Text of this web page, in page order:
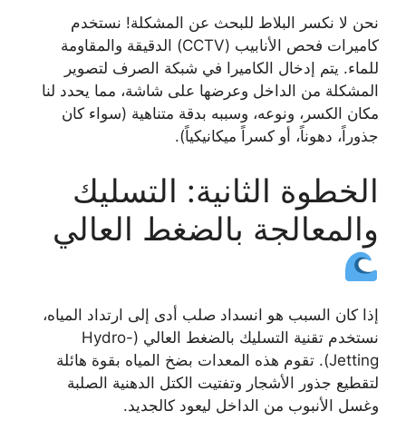
نحن لا نكسر البلاط للبحث عن المشكلة! نستخدم
كاميرات فحص الأنابيب (CCTV) الدقيقة والمقاومة
للماء. يتم إدخال الكاميرا في شبكة الصرف لتصوير
المشكلة من الداخل وعرضها على شاشة، مما يحدد لنا
مكان الكسر، ونوعه، وسببه بدقة متناهية (سواء كان
جذوراً، دهوناً، أو كسراً ميكانيكياً).
الخطوة الثانية: التسليك
والمعالجة بالضغط العالي
إذا كان السبب هو انسداد صلب أدى إلى ارتداد المياه،
نستخدم تقنية التسليك بالضغط العالي (Hydro-
Jetting). تقوم هذه المعدات بضخ المياه بقوة هائلة
لتقطيع جذور الأشجار وتفتيت الكتل الدهنية الصلبة
وغسل الأنبوب من الداخل ليعود كالجديد.